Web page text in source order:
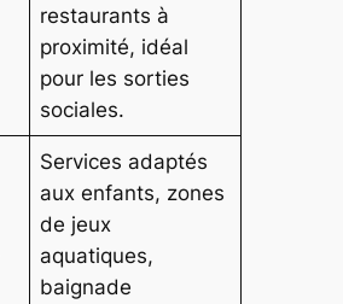
restaurants à
proximité, idéal
pour les sorties
sociales.
Services adaptés
aux enfants, zones
de jeux
aquatiques,
baignade